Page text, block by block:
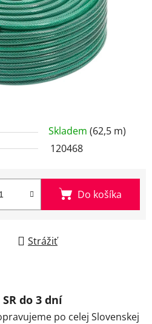
Skladem (62,5 m)
120468
Do košíka
Strážiť
do 3 dní
po celej Slovenskej